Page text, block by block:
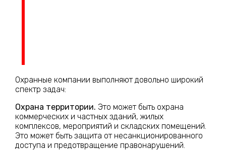
Охранные компании выполняют довольно широкий
спектр задач:
Охрана территории. Это может быть охрана
коммерческих и частных зданий, жилых
комплексов, мероприятий и складских помещений.
Это может быть защита от несанкционированного
доступа и предотвращение правонарушений.